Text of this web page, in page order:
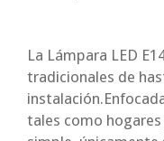
La Lámpara LED
tradicionales de
tales como